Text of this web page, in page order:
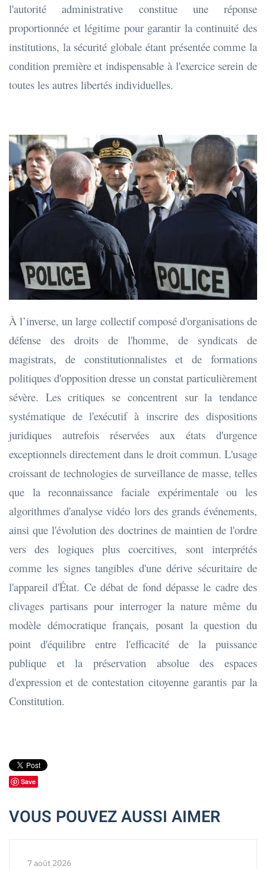
l'autorité administrative constitue une réponse
proportionnée et légitime pour garantir la continuité des
institutions, la sécurité globale étant présentée comme la
condition première et indispensable à l'exercice serein de
toutes les autres libertés individuelles.
À l’inverse, un large collectif composé d'organisations de
défense des droits de l'homme, de syndicats de
magistrats, de constitutionnalistes et de formations
politiques d'opposition dresse un constat particulièrement
sévère. Les critiques se concentrent sur la tendance
systématique de l'exécutif à inscrire des dispositions
juridiques autrefois réservées aux états d'urgence
exceptionnels directement dans le droit commun. L'usage
croissant de technologies de surveillance de masse, telles
que la reconnaissance faciale expérimentale ou les
algorithmes d'analyse vidéo lors des grands événements,
ainsi que l'évolution des doctrines de maintien de l'ordre
vers des logiques plus coercitives, sont interprétés
comme les signes tangibles d'une dérive sécuritaire de
l'appareil d'État. Ce débat de fond dépasse le cadre des
clivages partisans pour interroger la nature même du
modèle démocratique français, posant la question du
point d'équilibre entre l'efficacité de la puissance
publique et la préservation absolue des espaces
d'expression et de contestation citoyenne garantis par la
Constitution.
Save
VOUS POUVEZ AUSSI AIMER
7 août 2026